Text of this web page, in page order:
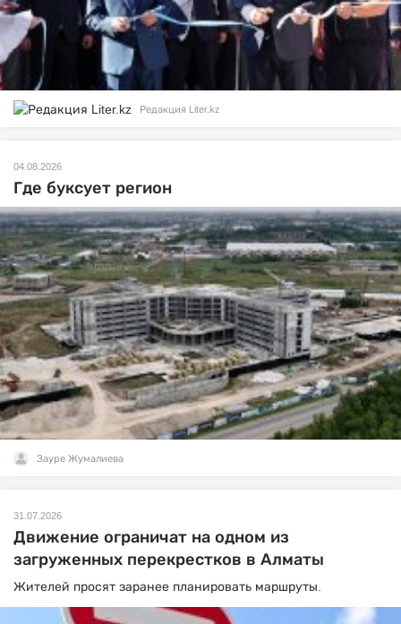
Редакция Liter.kz
04.08.2026
Где буксует регион
Зауре Жумалиева
31.07.2026
Движение ограничат на одном из
загруженных перекрестков в Алматы
Жителей просят заранее планировать маршруты.